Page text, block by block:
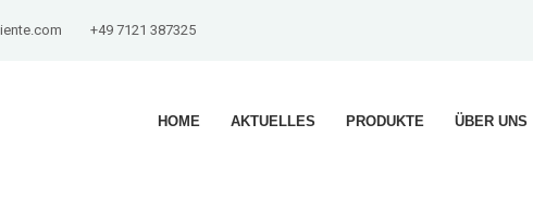
+49 7121 387325
HOME AKTUELLES PRODUKTE ÜBER UNS